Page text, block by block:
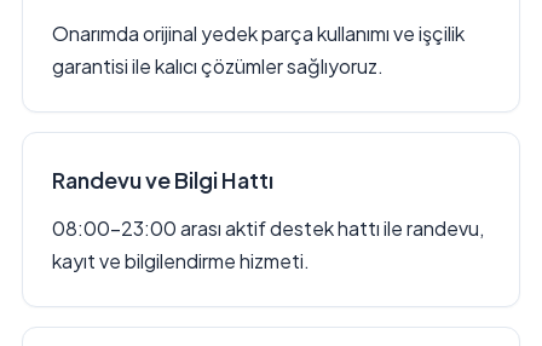
Onarımda orijinal yedek parça kullanımı ve işçilik
garantisi ile kalıcı çözümler sağlıyoruz.
Randevu ve Bilgi Hattı
08:00–23:00 arası aktif destek hattı ile randevu,
kayıt ve bilgilendirme hizmeti.